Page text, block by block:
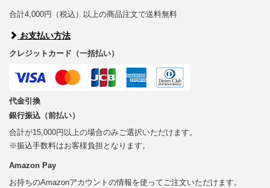
合計4,000円（税込）以上の商品注文で送料無料
お支払い方法
クレジットカード（一括払い）
代金引換
銀行振込（前払い）
合計が15,000円以上の場合のみご選択いただけます。
※振込手数料はお客様負担となります。
Amazon Pay
お持ちのAmazonアカウントの情報を使ってご注文いただけます。